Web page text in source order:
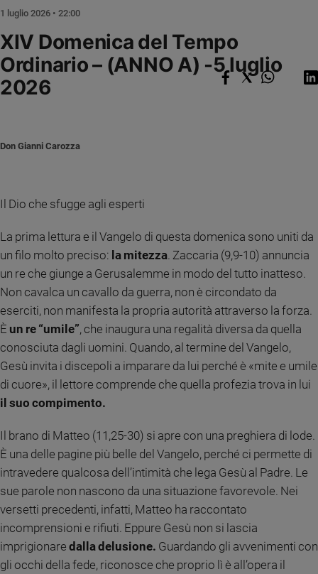
Fede
e
spiritualità
fede
giorno
del
giorno
Società
e
Ambiente
valore
Caso
della
settimana
Migranti
Diversità
e
XIV Domenica del Tempo
Ordinario – (ANNO A) -5 luglio
2026
Don Gianni Carozza
1 luglio 2026 • 22:00
Il Dio che sfugge agli esperti
La prima lettura e il Vangelo di questa domenica sono uniti da
un filo molto preciso: la mitezza . Zaccaria (9,9-10) annuncia
un re che giunge a Gerusalemme in modo del tutto inatteso.
Non cavalca un cavallo da guerra, non è circondato da
eserciti, non manifesta la propria autorità attraverso la forza.
È un re “umile”, che inaugura una regalità diversa da quella
conosciuta dagli uomini. Quando, al termine del Vangelo,
Gesù invita i discepoli a imparare da lui perché è «mite e umile
di cuore», il lettore comprende che quella profezia trova in lui
il suo compimento.
Il brano di Matteo (11,25-30) si apre con una preghiera di lode.
È una delle pagine più belle del Vangelo, perché ci permette di
intravedere qualcosa dell’intimità che lega Gesù al Padre. Le
sue parole non nascono da una situazione favorevole. Nei
versetti precedenti, infatti, Matteo ha raccontato
incomprensioni e rifiuti. Eppure Gesù non si lascia
imprigionare dalla delusione. Guardando gli avvenimenti con
gli occhi della fede, riconosce che proprio lì è all’opera il